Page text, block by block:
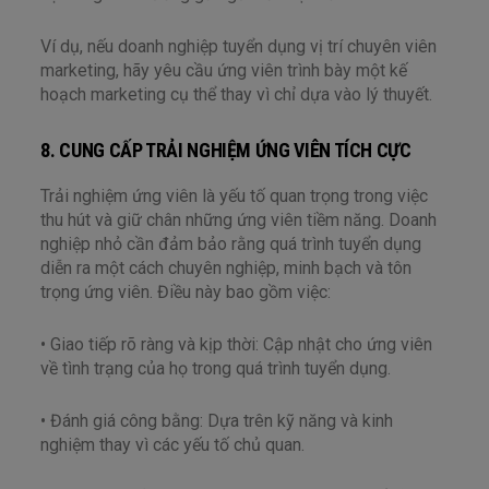
Ví dụ, nếu doanh nghiệp tuyển dụng vị trí chuyên viên
marketing, hãy yêu cầu ứng viên trình bày một kế
hoạch marketing cụ thể thay vì chỉ dựa vào lý thuyết.
8. CUNG CẤP TRẢI NGHIỆM ỨNG VIÊN TÍCH CỰC
Trải nghiệm ứng viên là yếu tố quan trọng trong việc
thu hút và giữ chân những ứng viên tiềm năng. Doanh
nghiệp nhỏ cần đảm bảo rằng quá trình tuyển dụng
diễn ra một cách chuyên nghiệp, minh bạch và tôn
trọng ứng viên. Điều này bao gồm việc:
• Giao tiếp rõ ràng và kịp thời: Cập nhật cho ứng viên
về tình trạng của họ trong quá trình tuyển dụng.
• Đánh giá công bằng: Dựa trên kỹ năng và kinh
nghiệm thay vì các yếu tố chủ quan.